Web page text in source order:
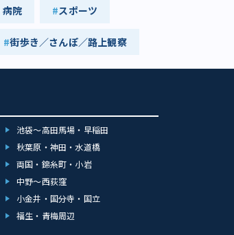
病院 スポーツ
街歩き／さんぽ／路上観察
池袋～高田馬場・早稲田
秋葉原・神田・水道橋
両国・錦糸町・小岩
中野～西荻窪
小金井・国分寺・国立
福生・青梅周辺